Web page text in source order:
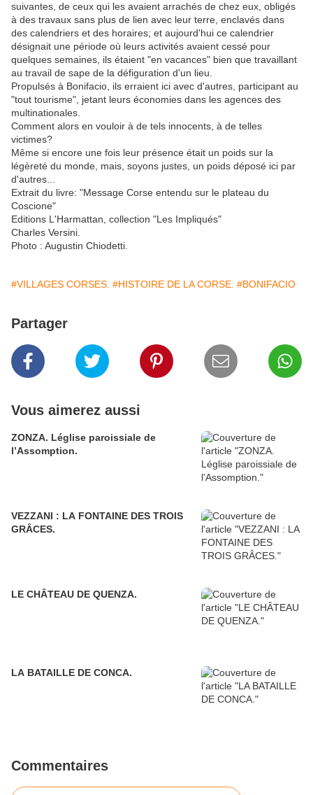
suivantes, de ceux qui les avaient arrachés de chez eux, obligés
à des travaux sans plus de lien avec leur terre, enclavés dans
des calendriers et des horaires; et aujourd'hui ce calendrier
désignait une période où leurs activités avaient cessé pour
quelques semaines, ils étaient "en vacances" bien que travaillant
au travail de sape de la défiguration d'un lieu.
Propulsés à Bonifacio, ils erraient ici avec d'autres, participant au
"tout tourisme", jetant leurs économies dans les agences des
multinationales.
Comment alors en vouloir à de tels innocents, à de telles
victimes?
Même si encore une fois leur présence était un poids sur la
légèreté du monde, mais, soyons justes, un poids déposé ici par
d'autres...
Extrait du livre: "Message Corse entendu sur le plateau du
Coscione"
Editions L'Harmattan, collection "Les Impliqués"
Charles Versini.
Photo : Augustin Chiodetti.
#VILLAGES CORSES. #HISTOIRE DE LA CORSE. #BONIFACIO
Partager
Vous aimerez aussi
ZONZA. Léglise paroissiale de
l’Assomption.
VEZZANI : LA FONTAINE DES TROIS
GRÂCES.
LE CHÂTEAU DE QUENZA.
LA BATAILLE DE CONCA.
Commentaires